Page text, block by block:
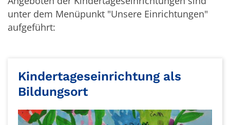
unter dem Menüpunkt "Unsere Einrichtungen"
aufgeführt:
Kindertageseinrichtung als
Bildungsort